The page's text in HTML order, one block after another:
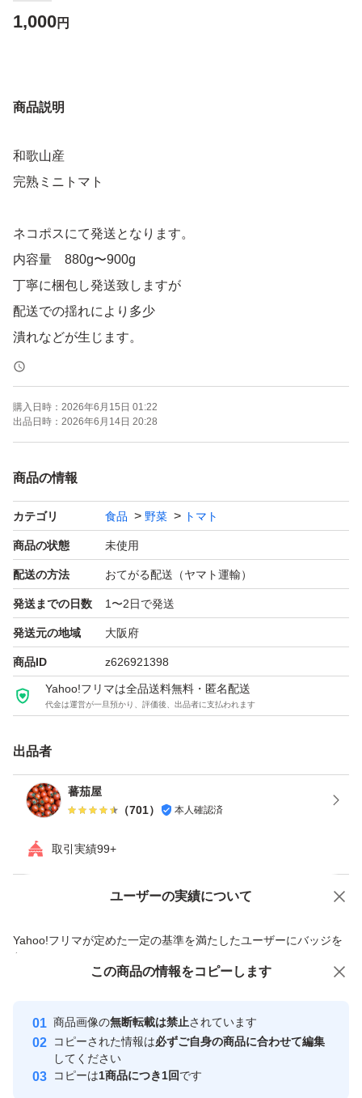
1,000円
商品説明
和歌山産
完熟ミニトマト
ネコポスにて発送となります。
内容量 880g〜900g
丁寧に梱包し発送致しますが
配送での揺れにより多少
潰れなどが生じます。
ご了承お願い致します。
最短即日〜翌日には発送致します。
宜しくお願い致します！
購入日時： 2026年6月15日 01:22
出品日時： 2026年6月14日 20:28
商品の情報
カテゴリ 食品 野菜 トマト
商品の状態 未使用
配送の方法 おてがる配送（ヤマト運輸）
発送までの日数 1〜2日で発送
発送元の地域 大阪府
商品ID z626921398
Yahoo!フリマは全品送料無料・匿名配送
代金は運営が一旦預かり、評価後、出品者に支払われます
出品者
蕃茄屋
（701） 本人確認済
取引実績99+
ユーザーの実績について
Yahoo!フリマが定めた一定の基準を満たしたユーザーにバッジを
付与しています
安心取引出品者
心・安全なユーザーです
取引実績
価格の相談 商品への質問
この商品の情報をコピーします
商品画像の無断転載は禁止されています
コピーされた情報は必ずご自身の商品に合わせて編集
してください
コピーは1商品につき1回です
この商品をみている人にオススメ